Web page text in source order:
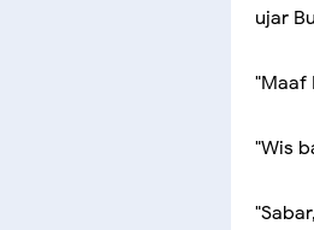
ujar
"Maaf
"Wis